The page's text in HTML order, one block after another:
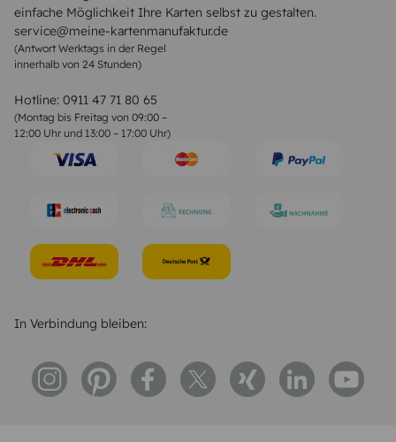
einfache Möglichkeit Ihre Karten selbst zu gestalten.
service@meine-kartenmanufaktur.de
(Antwort Werktags in der Regel
innerhalb von 24 Stunden)
Hotline: 0911 47 71 80 65
(Montag bis Freitag von 09:00 –
12:00 Uhr und 13:00 – 17:00 Uhr)
Muttertagssprüche
Sprüche zur Hochzeit
Sprüche zur Konfirmation & Kommunion
Weihnachtsgedichte
Liebessprüche
Geburtstagssprüche
Trauersprüche
Konfirmation Glückwünsche
In Verbindung bleiben: